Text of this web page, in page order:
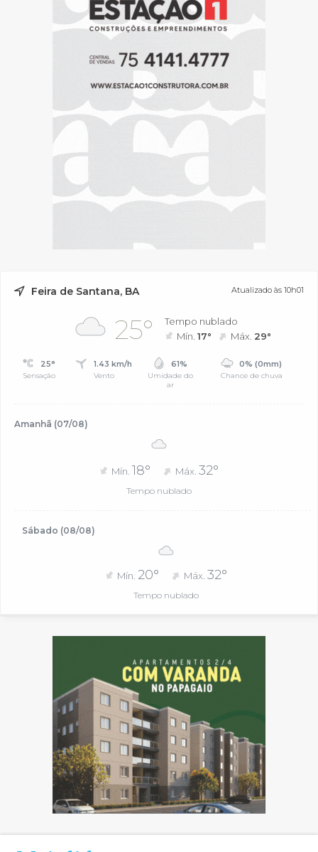
Feira de Santana, BA Atualizado às 10h01
25°
Tempo nublado
Mín.17° Máx. 29°
25°
Sensação
1.43 km/h
Vento
61%
Umidade do
ar
0% (0mm)
Chance de chuva
Amanhã (07/08)
Mín. 18° Máx. 32°
Tempo nublado
Sábado (08/08)
Mín. 20° Máx.32°
Tempo nublado